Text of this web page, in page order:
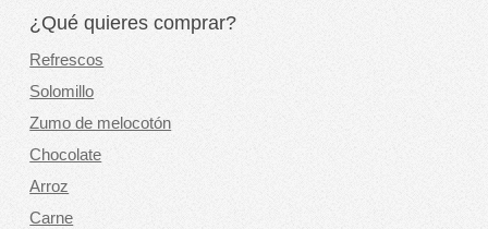
¿Qué quieres comprar?
Refrescos
Solomillo
Zumo de melocotón
Chocolate
Arroz
Carne